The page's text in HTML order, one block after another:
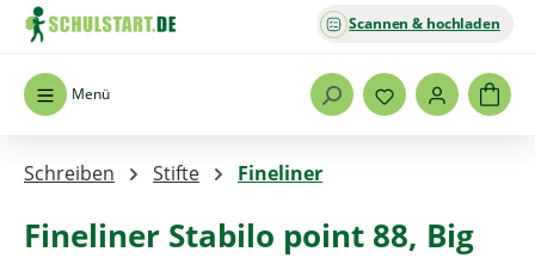
Zum Hauptinhalt springen
Menü
Scannen & hochladen
Schreiben Stifte Fineliner
Fineliner Stabilo point 88, Big